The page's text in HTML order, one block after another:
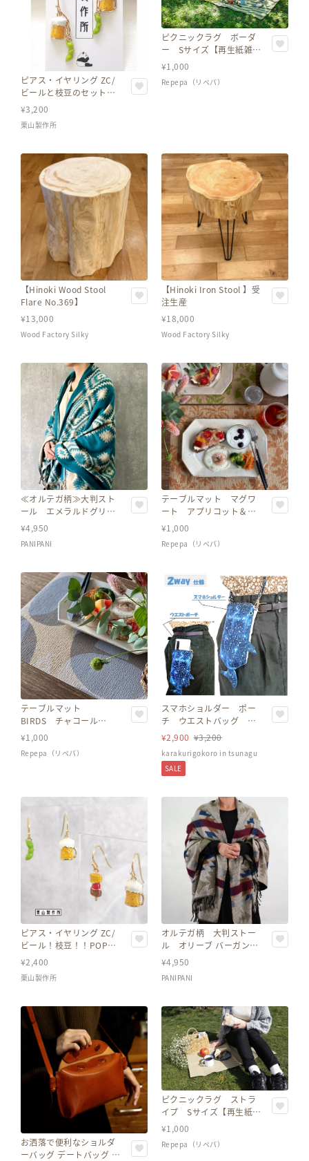
ピアス・イヤリング ZC/
ビールと枝豆のセットを
両耳に！POP！おかわり
セット！飲み会、パーテ
ィーなど一盛り上がり
¥3,200
栗山製作所
ピクニックラグ ボーダ
ー Sサイズ【再生紙雑
貨】
¥1,000
Repepa（リペパ）
【Hinoki Wood Stool
Flare No.369】
¥13,000
Wood Factory Silky
【Hinoki Iron Stool 】受
注生産
¥18,000
Wood Factory Silky
≪オルテガ柄≫大判スト
ール エメラルドグリー
ン アイボリー
¥4,950
PANIPANI
テーブルマット マグワ
ート アプリコット＆ラ
イムグリーン
（（35cm×45cm）8枚
入り【再生紙雑貨】
¥1,000
Repepa（リペパ）
テーブルマット
BIRDS チャコール
（35cm×45cm）8枚入
り【再生紙雑貨】
¥1,000
Repepa（リペパ）
スマホショルダー ポー
チ ウエストバッグ ポ
シェット スマートフォ
ン スマホケース
¥2,900 ¥3,200
karakurigokoro in tsunagu
SALE
ピアス・イヤリング ZC/
ビール！枝豆！！POP！
ユニーク！飲み会、パー
ティーなど一盛り上がり
に！どうでしょう？
¥2,400
栗山製作所
オルテガ柄 大判ストー
ル オリーブ バーガンデ
ィー
¥4,950
PANIPANI
お洒落で便利なショルダ
ーバッグ デートバッグ 牛
ピクニックラグ ストラ
イプ Sサイズ【再生紙雑
貨】
¥1,000
Repepa（リペパ）